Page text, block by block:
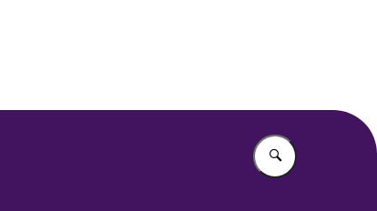
Vul in wat u